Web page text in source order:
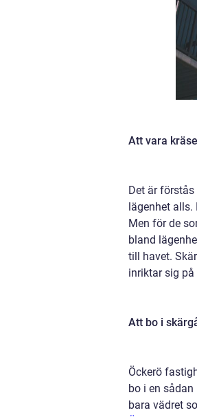
Att vara
Det är
lägenhet
Men för de
bland
till havet.
inriktar sig på
Att bo i
Öckerö
bo i en
bara vädret